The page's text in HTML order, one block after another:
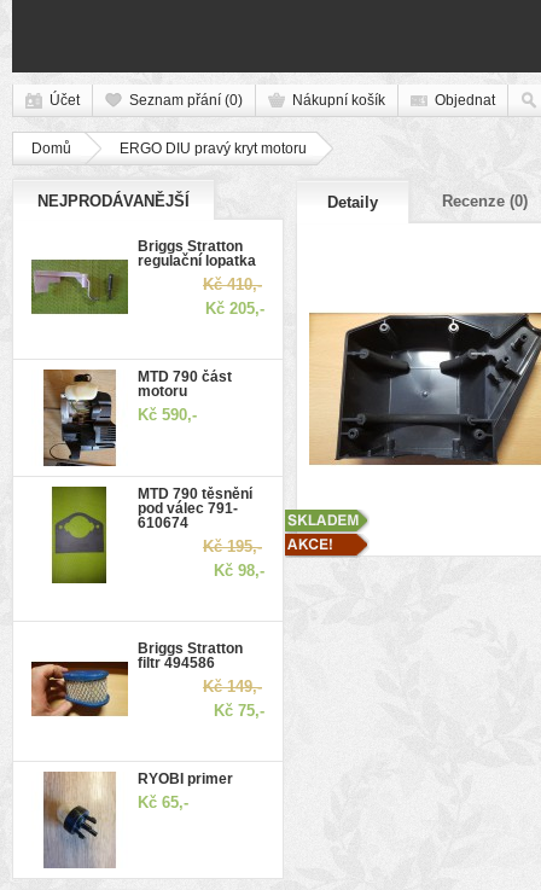
Účet Seznam přání (0) Nákupní košík Objednat
Domů ERGO DIU pravý kryt motoru
NEJPRODÁVANĚJŠÍ
Briggs Stratton
regulační lopatka
Kč 410,-
Kč 205,-
MTD 790 část
motoru
Kč 590,-
MTD 790 těsnění
pod válec 791-
610674
Kč 195,-
Kč 98,-
Briggs Stratton
filtr 494586
Kč 149,-
Kč 75,-
RYOBI primer
Kč 65,-
Detaily Recenze (0)